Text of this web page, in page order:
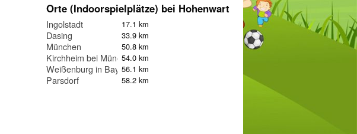
Orte (Indoorspielplätze) bei Hohenwart
Ingolstadt 17.1 km
Dasing 33.9 km
München 50.8 km
Kirchheim bei München54.0 km
Weißenburg in Bayern56.1 km
Parsdorf 58.2 km